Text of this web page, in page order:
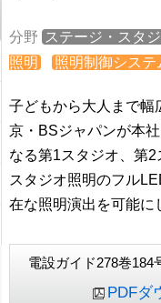
分野 ステージ・スタ
照明
照明制御システ
子どもから大人まで幅
京・BSジャパンが本
なる第1スタジオ、第2
スタジオ照明のフル
在な照明演出を可能に
電設ガイド278巻184
PDFダ